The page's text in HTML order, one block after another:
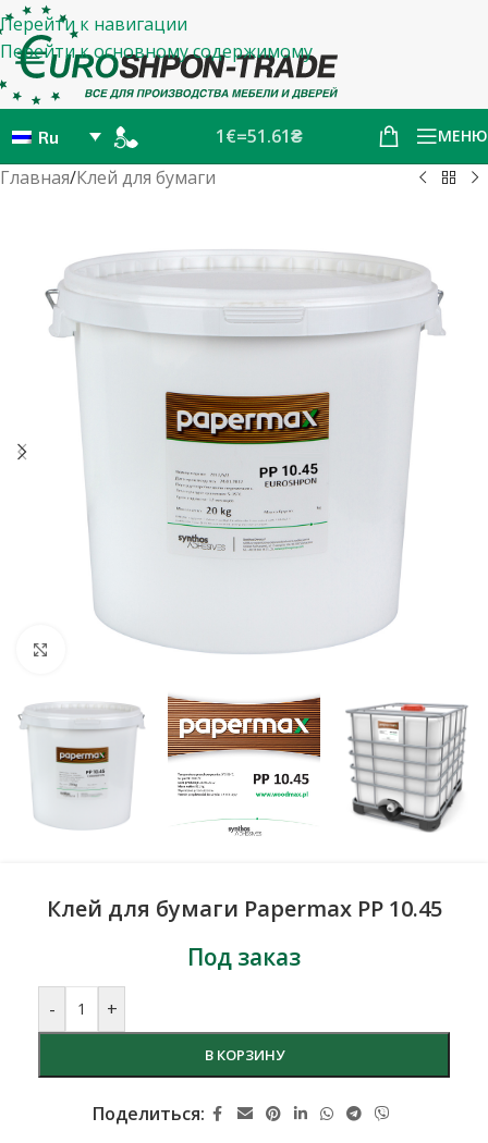
Перейти к навигации
Перейти к основному содержимому
Ru 1€=51.61₴ МЕНЮ
Главная/Клей для бумаги
Нажмите, чтобы увеличить
Клей для бумаги Papermax PP 10.45
Под заказ
- +
В КОРЗИНУ
Поделиться: